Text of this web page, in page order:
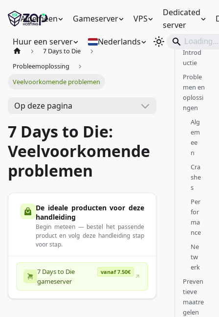
Algemeen Gameserver VPS
Dedicated
server
Huur een server Nederlands
7 Days to Die
Probleemoplossing
Veelvoorkomende problemen
Op deze pagina
7 Days to Die:
Veelvoorkomende
problemen
De ideale producten voor deze
handleiding
Begin meteen — bestel het passende
product en volg deze handleiding stap
voor stap.
7 Days to Die
gameserver
vanaf 7.50€
Introd
uctie
Proble
men en
oplossi
ngen
Alg
em
ee
n
Cra
she
s
Per
for
ma
nce
Ne
tw
erk
Preven
tieve
maatre
gelen